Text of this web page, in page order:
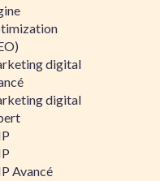
digital
digital
Avancé